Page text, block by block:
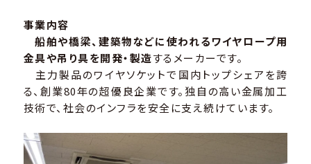
事業内容
船舶や橋梁、建築物などに使われるワイヤロープ用
金具や吊り具を開発・製造するメーカーです。
主力製品のワイヤソケットで国内トップシェアを誇
る、創業80年の超優良企業です。独自の高い金属加工
技術で、社会のインフラを安全に支え続けています。